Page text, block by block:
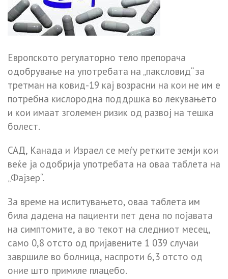
Европското регулаторно тело препорача
одобрување на употребата на „паксловид“ за
третман на ковид-19 кај возрасни на кои не им е
потребна кислородна поддршка во лекувањето
и кои имаат зголемен ризик од развој на тешка
болест.
САД, Канада и Израел се меѓу ретките земји кои
веќе ја одобрија употребата на оваа таблета на
„Фајзер“.
За време на испитувањето, оваа таблета им
била дадена на пациенти пет дена по појавата
на симптомите, а во текот на следниот месец,
само 0,8 отсто од пријавените 1 039 случаи
завршиле во болница, наспроти 6,3 отсто од
оние што примиле плацебо.